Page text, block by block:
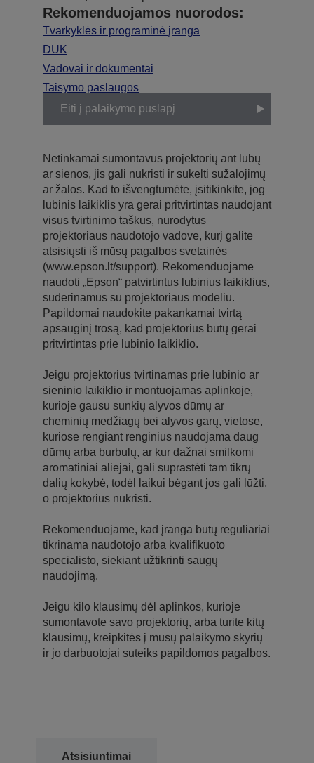
Rekomenduojamos nuorodos:
Tvarkyklės ir programinė įranga
DUK
Vadovai ir dokumentai
Taisymo paslaugos
Eiti į palaikymo puslapį
Netinkamai sumontavus projektorių ant lubų
ar sienos, jis gali nukristi ir sukelti sužalojimų
ar žalos. Kad to išvengtumėte, įsitikinkite, jog
lubinis laikiklis yra gerai pritvirtintas naudojant
visus tvirtinimo taškus, nurodytus
projektoriaus naudotojo vadove, kurį galite
atsisiųsti iš mūsų pagalbos svetainės
(www.epson.lt/support). Rekomenduojame
naudoti „Epson“ patvirtintus lubinius laikiklius,
suderinamus su projektoriaus modeliu.
Papildomai naudokite pakankamai tvirtą
apsauginį trosą, kad projektorius būtų gerai
pritvirtintas prie lubinio laikiklio.
Jeigu projektorius tvirtinamas prie lubinio ar
sieninio laikiklio ir montuojamas aplinkoje,
kurioje gausu sunkių alyvos dūmų ar
cheminių medžiagų bei alyvos garų, vietose,
kuriose rengiant renginius naudojama daug
dūmų arba burbulų, ar kur dažnai smilkomi
aromatiniai aliejai, gali suprastėti tam tikrų
dalių kokybė, todėl laikui bėgant jos gali lūžti,
o projektorius nukristi.
Rekomenduojame, kad įranga būtų reguliariai
tikrinama naudotojo arba kvalifikuoto
specialisto, siekiant užtikrinti saugų
naudojimą.
Jeigu kilo klausimų dėl aplinkos, kurioje
sumontavote savo projektorių, arba turite kitų
klausimų, kreipkitės į mūsų palaikymo skyrių
ir jo darbuotojai suteiks papildomos pagalbos.
Atsisiuntimai